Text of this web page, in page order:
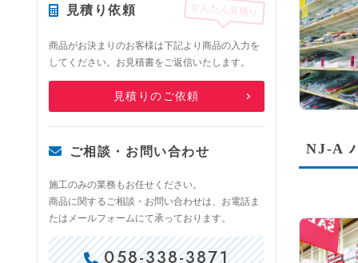
見積り依頼 かんたん見積り
商品がお決まりのお客様は下記より商品の入力を
してください。お見積書をご返信いたします。
見積りのご依頼
ご相談・お問い合わせ
施工のみの業務もお任せください。
商品に関するご相談・お問い合わせは、お電話ま
たはメールフォームにて承っております。
058-338-3871
NJ-A